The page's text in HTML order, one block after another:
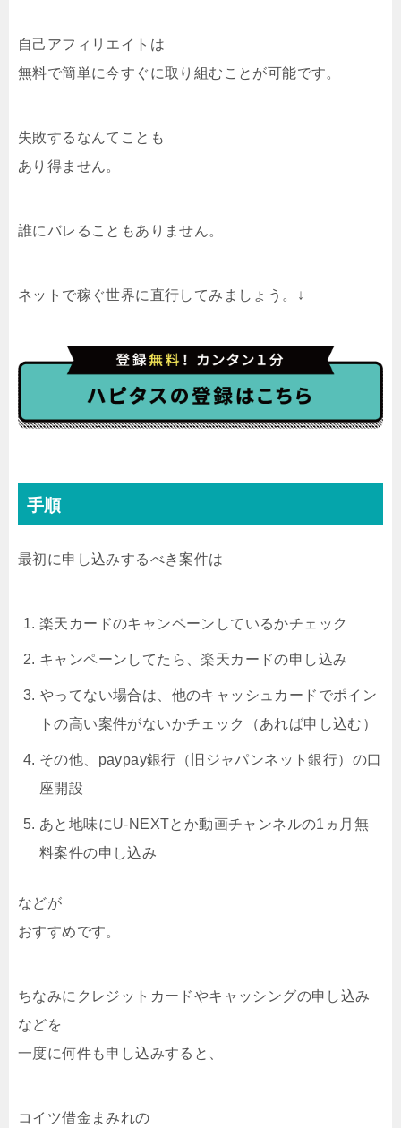
自己アフィリエイトは
無料で簡単に今すぐに取り組むことが可能です。
失敗するなんてことも
あり得ません。
誰にバレることもありません。
ネットで稼ぐ世界に直行してみましょう。↓
手順
最初に申し込みするべき案件は
楽天カードのキャンペーンしているかチェック
キャンペーンしてたら、楽天カードの申し込み
やってない場合は、他のキャッシュカードでポイン
トの高い案件がないかチェック（あれば申し込む）
その他、paypay銀行（旧ジャパンネット銀行）の口
座開設
あと地味にU-NEXTとか動画チャンネルの1ヵ月無
料案件の申し込み
などが
おすすめです。
ちなみにクレジットカードやキャッシングの申し込み
などを
一度に何件も申し込みすると、
コイツ借金まみれの